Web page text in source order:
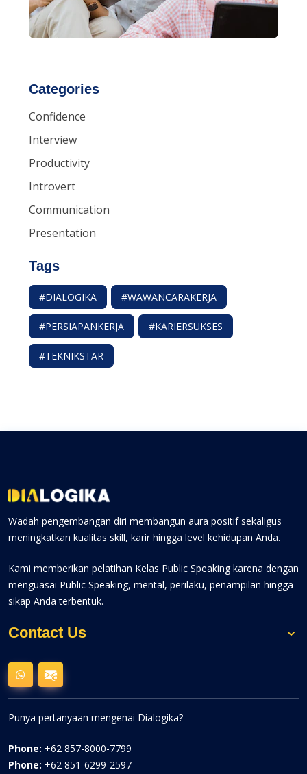
Categories
Confidence
Interview
Productivity
Introvert
Communication
Presentation
Tags
#DIALOGIKA #WAWANCARAKERJA
#PERSIAPANKERJA #KARIERSUKSES
#TEKNIKSTAR
Wadah pengembangan diri membangun aura positif sekaligus
meningkatkan kualitas skill, karir hingga level kehidupan Anda.
Kami memberikan pelatihan Kelas Public Speaking karena dengan
menguasai Public Speaking, mental, perilaku, penampilan hingga
sikap Anda terbentuk.
Contact Us
Punya pertanyaan mengenai Dialogika?
Phone: +62 857-8000-7799
Phone: +62 851-6299-2597